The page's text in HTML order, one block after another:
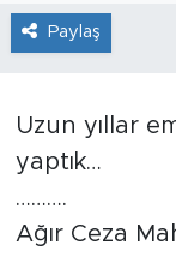
Paylaş
Uzun yıllar
yaptık…
……….
Ağır Ceza
Tarihçe
Söyleşi